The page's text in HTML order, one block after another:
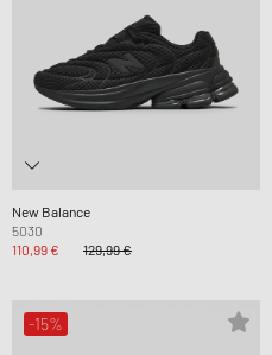
New Balance
5030
110,99 €
129,99 €
-15%